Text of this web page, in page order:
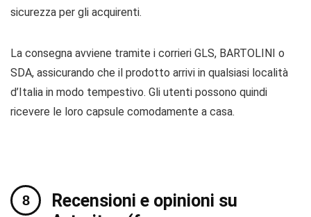
sicurezza per gli acquirenti.
La consegna avviene tramite i corrieri GLS, BARTOLINI o
SDA, assicurando che il prodotto arrivi in qualsiasi località
d’Italia in modo tempestivo. Gli utenti possono quindi
ricevere le loro capsule comodamente a casa.
Recensioni e opinioni su